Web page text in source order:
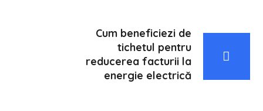
Cum beneficiezi de
tichetul pentru
reducerea facturii la
energie electrică